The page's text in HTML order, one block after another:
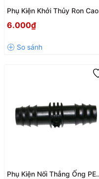
Phụ Kiện Khởi Thủy Ron Cao
0120R
6.000₫
Phụ Kiện Nối Thẳng Ống PE